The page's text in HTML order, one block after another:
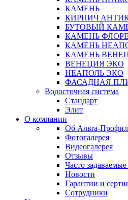
КАМЕНЬ
КИРПИЧ
БУТОВЫЙ
КАМЕНЬ
КАМЕНЬ
КАМЕНЬ
ВЕНЕЦИЯ ЭКО
НЕАПОЛЬ ЭКО
ФАСАДНАЯ
Водосточная система
Стандарт
Элит
О компании
Об Альта-
Фотогалерея
Видеогалерея
Отзывы
Часто
Новости
Гарантии и
Сотрудники